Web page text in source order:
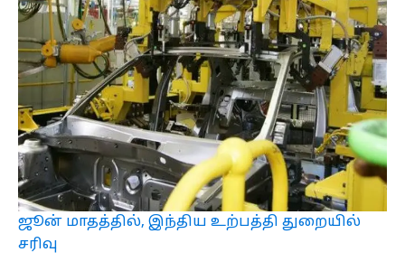
ஜூன் மாதத்தில், இந்திய உற்பத்தி துறையில்
சரிவு